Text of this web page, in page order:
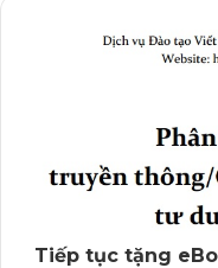
Đây chính là “câu
quyết tâm của chính
người dân, binh sĩ.
Rõ ràng, đó là một
logic, vừa có cảm
sẽ có tính thuyết phục
Tiếp tục tặng